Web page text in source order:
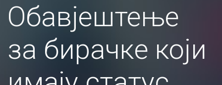
Обавјештење
за бирачке који